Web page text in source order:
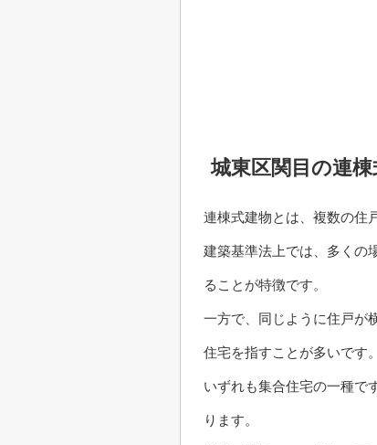
城東区関目の連
連棟式建物とは、複数の住
建築基準法上では、多くの
ることが特徴です。
一方で、同じように住戸が
住宅を指すことが多いです。
いずれも集合住宅の一種で
ります。